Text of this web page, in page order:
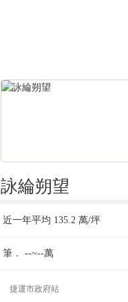
詠綸朔望
近一年平均 135.2 萬/坪
筆． --~--萬
捷運市政府站